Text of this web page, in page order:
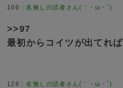
106
>>97
最初からコイツが出てれ
126